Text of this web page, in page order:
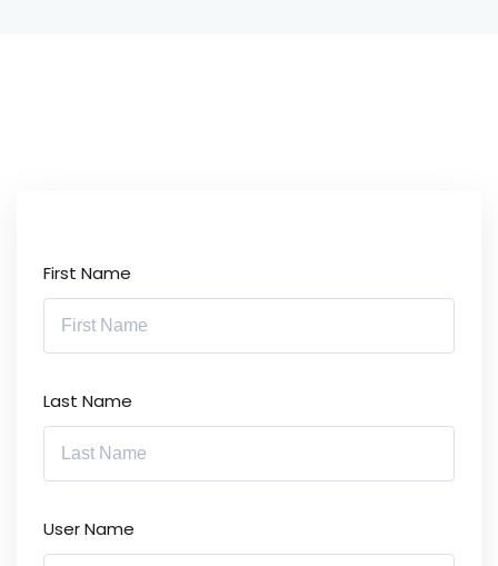
First Name
Last Name
User Name